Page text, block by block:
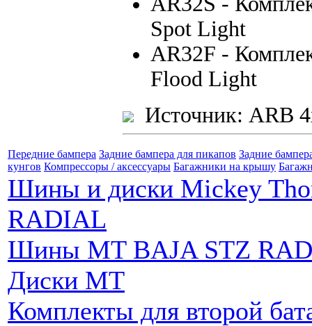
Spot Light
AR32F -
Flood Light
Источник: ARB
Передние бампера Задние бампера для пикапов Задние
кунгов Компрессоры / аксессуары Багажники на крышу
Шины и диски Mickey
RADIAL
Шины MT BAJA STZ
Диски MT
Комплекты для второй